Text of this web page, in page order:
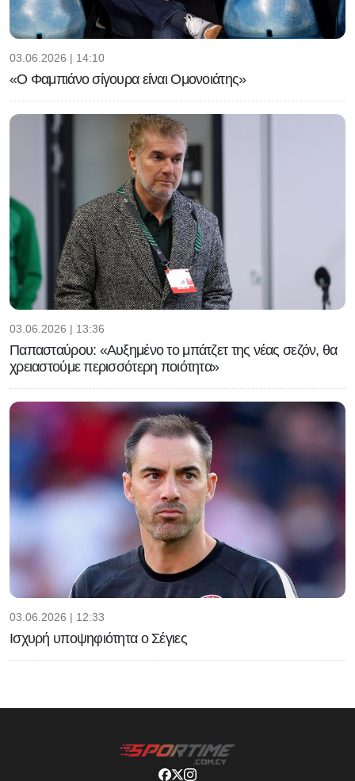
03.06.2026 | 14:10
«Ο Φαμπιάνο σίγουρα είναι Ομονοιάτης»
03.06.2026 | 13:36
Παπασταύρου: «Αυξημένο το μπάτζετ της νέας σεζόν, θα
χρειαστούμε περισσότερη ποιότητα»
03.06.2026 | 12:33
Ισχυρή υποψηφιότητα ο Σέγιες